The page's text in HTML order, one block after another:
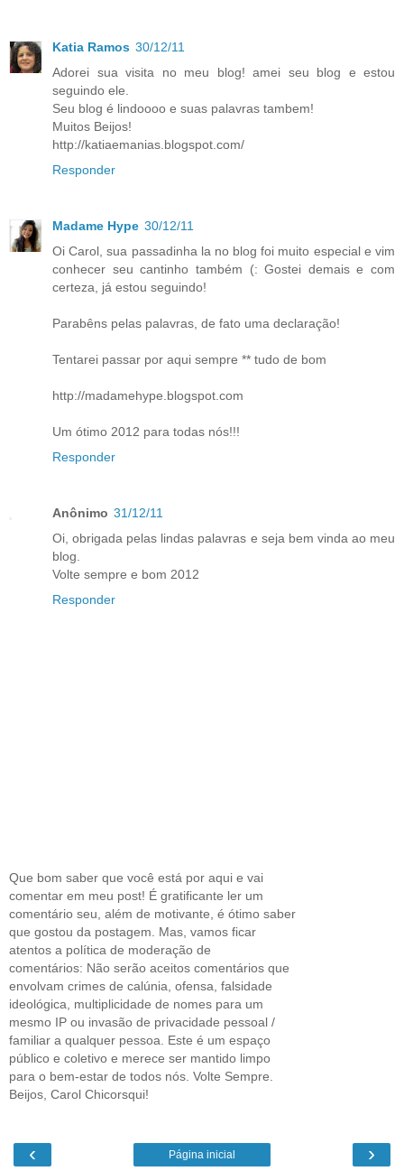
Katia Ramos 30/12/11
Adorei sua visita no meu blog! amei seu blog e estou
seguindo ele.
Seu blog é lindoooo e suas palavras tambem!
Muitos Beijos!
http://katiaemanias.blogspot.com/
Responder
Madame Hype 30/12/11
Oi Carol, sua passadinha la no blog foi muito especial e vim
conhecer seu cantinho também (: Gostei demais e com
certeza, já estou seguindo!
Parabêns pelas palavras, de fato uma declaração!
Tentarei passar por aqui sempre ** tudo de bom
http://madamehype.blogspot.com
Um ótimo 2012 para todas nós!!!
Responder
Anônimo 31/12/11
Oi, obrigada pelas lindas palavras e seja bem vinda ao meu
blog.
Volte sempre e bom 2012
Responder
Que bom saber que você está por aqui e vai
comentar em meu post! É gratificante ler um
comentário seu, além de motivante, é ótimo saber
que gostou da postagem. Mas, vamos ficar
atentos a política de moderação de
comentários: Não serão aceitos comentários que
envolvam crimes de calúnia, ofensa, falsidade
ideológica, multiplicidade de nomes para um
mesmo IP ou invasão de privacidade pessoal /
familiar a qualquer pessoa. Este é um espaço
público e coletivo e merece ser mantido limpo
para o bem-estar de todos nós. Volte Sempre.
Beijos, Carol Chicorsqui!
‹ ›
Página inicial